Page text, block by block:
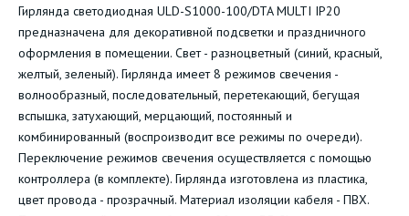
Гирлянда светодиодная ULD-S1000-100/DTA MULTI IP20
предназначена для декоративной подсветки и праздничного
оформления в помещении. Свет - разноцветный (синий, красный,
желтый, зеленый). Гирлянда имеет 8 режимов свечения -
волнообразный, последовательный, перетекающий, бегущая
вспышка, затухающий, мерцающий, постоянный и
комбинированный (воспроизводит все режимы по очереди).
Переключение режимов свечения осуществляется с помощью
контроллера (в комплекте). Гирлянда изготовлена из пластика,
цвет провода - прозрачный. Материал изоляции кабеля - ПВХ.